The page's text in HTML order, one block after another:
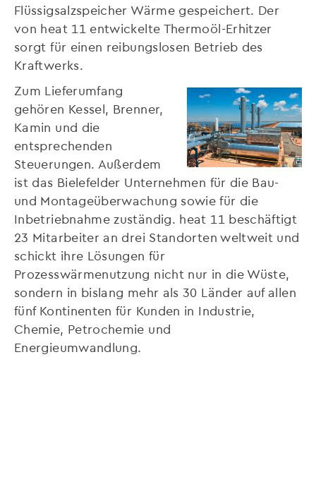
Flüssigsalzspeicher Wärme gespeichert. Der
von heat 11 entwickelte Thermoöl-Erhitzer
sorgt für einen reibungslosen Betrieb des
Kraftwerks.
Zum Lieferumfang
gehören Kessel, Brenner,
Kamin und die
entsprechenden
Steuerungen. Außerdem
ist das Bielefelder Unternehmen für die Bau-
und Montageüberwachung sowie für die
Inbetriebnahme zuständig. heat 11 beschäftigt
23 Mitarbeiter an drei Standorten weltweit und
schickt ihre Lösungen für
Prozesswärmenutzung nicht nur in die Wüste,
sondern in bislang mehr als 30 Länder auf allen
fünf Kontinenten für Kunden in Industrie,
Chemie, Petrochemie und
Energieumwandlung.